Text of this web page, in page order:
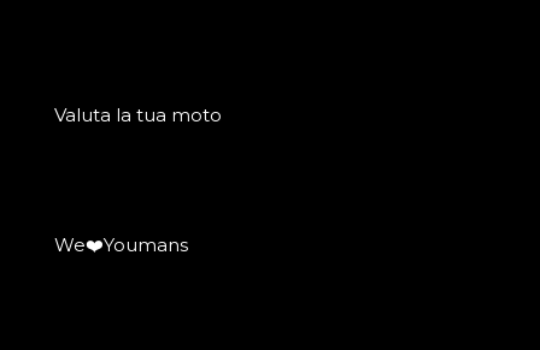
Valuta la tua moto
We❤️Youmans